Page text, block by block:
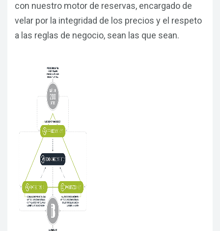
con nuestro motor de reservas, encargado de
velar por la integridad de los precios y el respeto
a las reglas de negocio, sean las que sean.